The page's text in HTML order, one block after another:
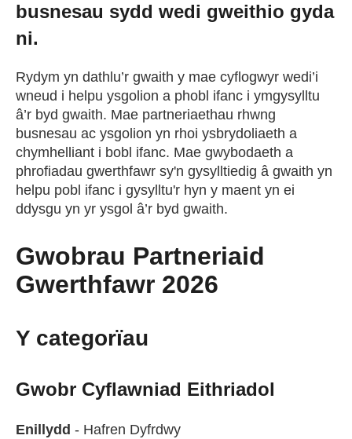
Gweithio i ni
Cysylltu â ni
busnesau sydd wedi gweithio gyda
ni.
Rydym yn dathlu’r gwaith y mae cyflogwyr wedi’i
wneud i helpu ysgolion a phobl ifanc i ymgysylltu
â’r byd gwaith. Mae partneriaethau rhwng
busnesau ac ysgolion yn rhoi ysbrydoliaeth a
chymhelliant i bobl ifanc. Mae gwybodaeth a
phrofiadau gwerthfawr sy'n gysylltiedig â gwaith yn
helpu pobl ifanc i gysylltu'r hyn y maent yn ei
ddysgu yn yr ysgol â’r byd gwaith.
Gwobrau Partneriaid
Gwerthfawr 2026
Y categorïau
Gwobr Cyflawniad Eithriadol
Enillydd - Hafren Dyfrdwy